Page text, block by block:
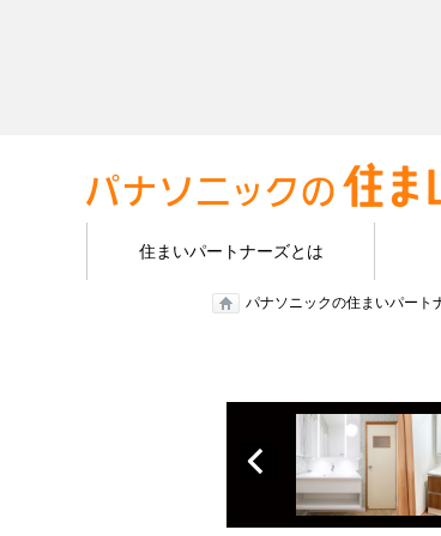
住まいパートナーズとは
パナソニックの住まいパート